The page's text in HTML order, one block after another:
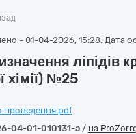
- 01-04-2026, 15:28. Дата
ліпідів
хімії) №25
проведення.pdf
04-01-010131-a / на